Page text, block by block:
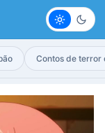
Claro
Contos de terror